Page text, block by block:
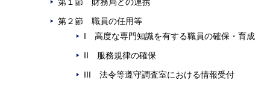
第１節 財務局との連携
第２節 職員の任用等
I 高度な専門知識を有する職員の確保・育成
II 服務規律の確保
III 法令等遵守調査室における情報受付